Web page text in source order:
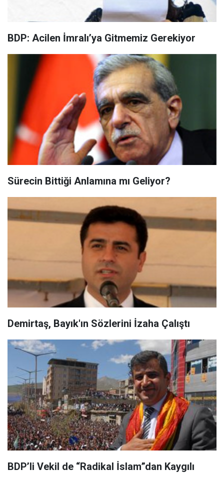
BDP: Acilen İmralı’ya Gitmemiz Gerekiyor
Sürecin Bittiği Anlamına mı Geliyor?
Demirtaş, Bayık'ın Sözlerini İzaha Çalıştı
BDP’li Vekil de “Radikal İslam”dan Kaygılı